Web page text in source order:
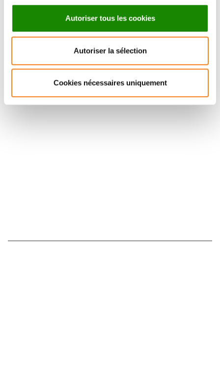
Autoriser tous les cookies
Autoriser la sélection
Cookies nécessaires uniquement
Suivez l'Institut Curie